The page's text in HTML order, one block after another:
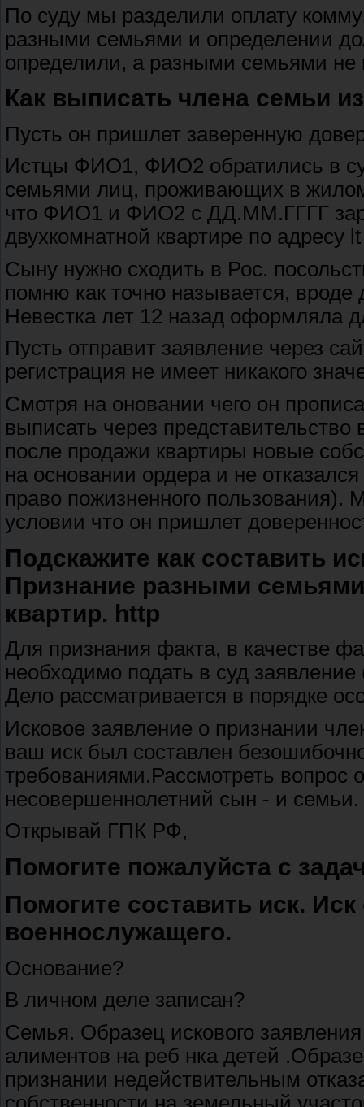
По суду мы разделили оплату
разными семьями и определении
определили, а разными семьями не
Как выписать члена семьи
Пусть он пришлет заверенную
Истцы ФИО1, ФИО2 обратились в
семьями лиц, проживающих в
что ФИО1 и ФИО2 с ДД.ММ.ГГГГ
двухкомнатной квартире по адресу
Сыну нужно сходить в Рос.
помню как точно называется, вроде
Невестка лет 12 назад оформляла
Пусть отправит заявление через
регистрация не имеет никакого
Смотря на оновании чего он
выписать через
после продажи квартиры новые
на основании ордера и не
право пожизненного пользования).
условии что он пришлет
Подскажите как составить
Признание разными
квартир. http
Для признания факта, в качестве
необходимо подать в суд
Дело рассматривается в порядке
Исковое заявление о признании
ваш иск был составлен
требованиями.Рассмотреть вопрос
несовершеннолетний сын - и
Открывай ГПК РФ,
Помогите пожалуйста с
Помогите составить иск.
военнослужащего.
Основание?
В личном деле записан?
Семья. Образец искового
алиментов на реб нка детей
признании недействительным